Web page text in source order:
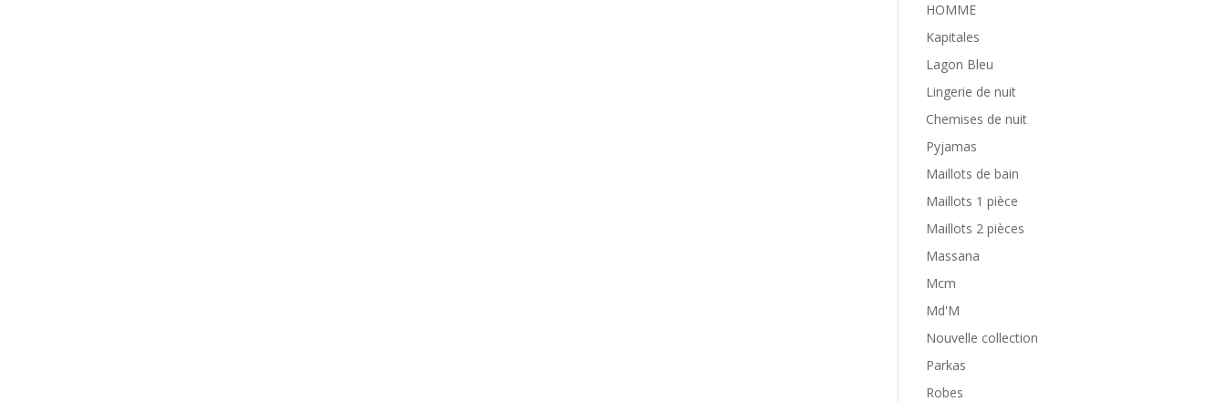
HOMME
Kapitales
Lagon Bleu
Lingerie de nuit
Chemises de nuit
Pyjamas
Maillots de bain
Maillots 1 pièce
Maillots 2 pièces
Massana
Mcm
Md'M
Nouvelle collection
Parkas
Robes